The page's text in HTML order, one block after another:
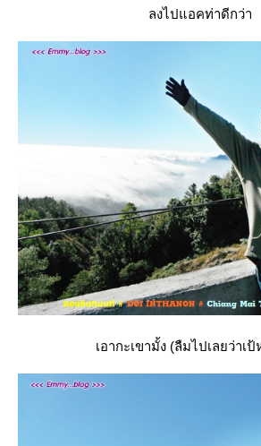
ลงไปแอคท่าดีกว่า
เอากะเขามั้ง (ลืมไปเลยว่าเ